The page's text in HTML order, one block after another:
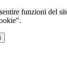
funzioni del